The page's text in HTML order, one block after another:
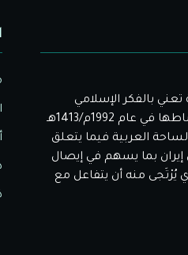
تعني بالفكر الإسلامي
الأصيل. بدأت دار الولاية للثقافة والإعلام نشاطها في عام 1992م/1413هـ
العربية فيما يتعلق
إيران بما يسهم في إيصال
يُرْتَجى منه أن يتفاعل مع